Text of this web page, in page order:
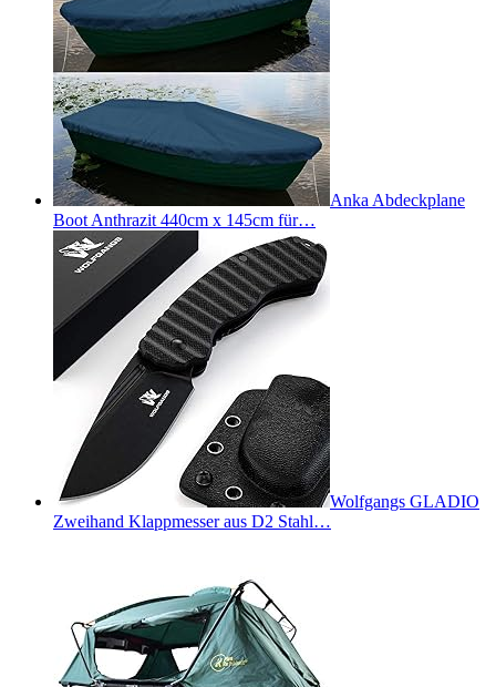
Anka Abdeckplane
Boot Anthrazit 440cm x 145cm für…
Wolfgangs GLADIO
Zweihand Klappmesser aus D2 Stahl…